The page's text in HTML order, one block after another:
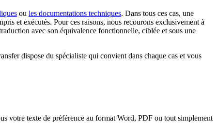
ou les documentations techniques. Dans tous ces cas, une
et exécutés. Pour ces raisons, nous recourons exclusivement à
avec son équivalence fonctionnelle, ciblée et sous une
dispose du spécialiste qui convient dans chaque cas et vous
votre texte de préférence au format Word, PDF ou tout simplement